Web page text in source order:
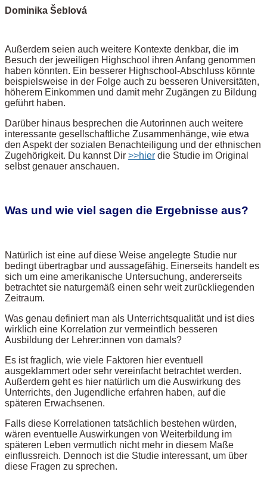
Dominika Šeblová
Außerdem seien auch weitere Kontexte denkbar, die im
Besuch der jeweiligen Highschool ihren Anfang genommen
haben könnten. Ein besserer Highschool-Abschluss könnte
beispielsweise in der Folge auch zu besseren Universitäten,
höherem Einkommen und damit mehr Zugängen zu Bildung
geführt haben.
Darüber hinaus besprechen die Autorinnen auch weitere
interessante gesellschaftliche Zusammenhänge, wie etwa
den Aspekt der sozialen Benachteiligung und der ethnischen
Zugehörigkeit. Du kannst Dir >>hier die Studie im Original
selbst genauer anschauen.
Was und wie viel sagen die Ergebnisse aus?
Natürlich ist eine auf diese Weise angelegte Studie nur
bedingt übertragbar und aussagefähig. Einerseits handelt es
sich um eine amerikanische Untersuchung, andererseits
betrachtet sie naturgemäß einen sehr weit zurückliegenden
Zeitraum.
Was genau definiert man als Unterrichtsqualität und ist dies
wirklich eine Korrelation zur vermeintlich besseren
Ausbildung der Lehrer:innen von damals?
Es ist fraglich, wie viele Faktoren hier eventuell
ausgeklammert oder sehr vereinfacht betrachtet werden.
Außerdem geht es hier natürlich um die Auswirkung des
Unterrichts, den Jugendliche erfahren haben, auf die
späteren Erwachsenen.
Falls diese Korrelationen tatsächlich bestehen würden,
wären eventuelle Auswirkungen von Weiterbildung im
späteren Leben vermutlich nicht mehr in diesem Maße
einflussreich. Dennoch ist die Studie interessant, um über
diese Fragen zu sprechen.